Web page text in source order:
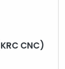
CNC)